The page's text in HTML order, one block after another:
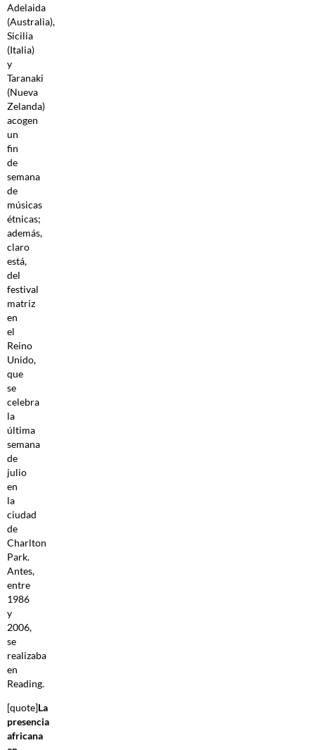
Adelaida
(Australia),
Sicilia
(Italia)
y
Taranaki
(Nueva
Zelanda)
acogen
un
fin
de
semana
de
músicas
étnicas;
además,
claro
está,
del
festival
matriz
en
el
Reino
Unido,
que
se
celebra
la
última
semana
de
julio
en
la
ciudad
de
Charlton
Park.
Antes,
entre
1986
y
2006,
se
realizaba
en
Reading.
[quote]La
presencia
africana